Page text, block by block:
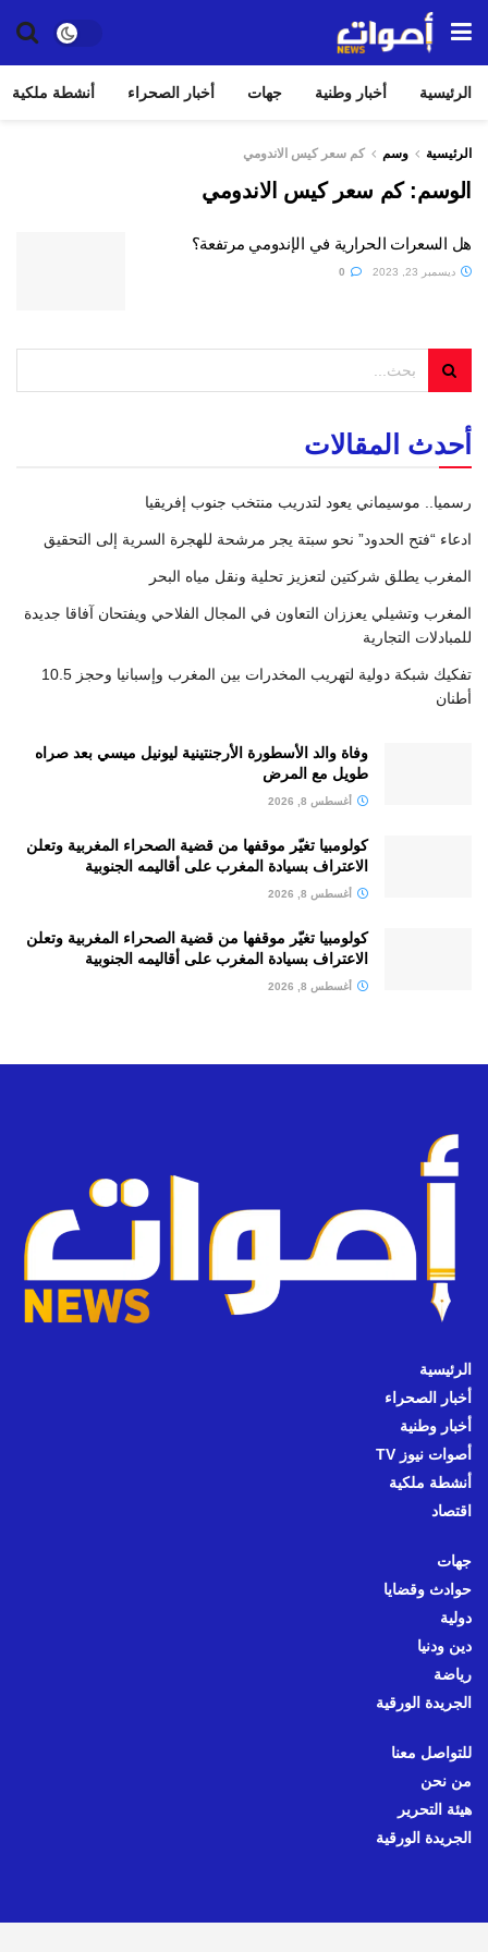
الرئيسية أخبار وطنية جهات أخبار الصحراء أنشطة ملكية
الرئيسية وسم كم سعر كيس الاندومي
الوسم:كم سعر كيس الاندومي
هل السعرات الحرارية في الإندومي مرتفعة؟
ديسمبر 23, 2023
أحدث المقالات
رسميا.. موسيماني يعود لتدريب منتخب جنوب إفريقيا
ادعاء “فتح الحدود” نحو سبتة يجر مرشحة للهجرة السرية إلى التحقيق
المغرب يطلق شركتين لتعزيز تحلية ونقل مياه البحر
المغرب وتشيلي يعززان التعاون في المجال الفلاحي ويفتحان آفاقا جديدة
للمبادلات التجارية
تفكيك شبكة دولية لتهريب المخدرات بين المغرب وإسبانيا وحجز 10.5
أطنان
وفاة والد الأسطورة الأرجنتينية ليونيل ميسي بعد صراه
طويل مع المرض
أغسطس 8, 2026
كولومبيا تغيّر موقفها من قضية الصحراء المغربية وتعلن
الاعتراف بسيادة المغرب على أقاليمه الجنوبية
أغسطس 8, 2026
كولومبيا تغيّر موقفها من قضية الصحراء المغربية وتعلن
الاعتراف بسيادة المغرب على أقاليمه الجنوبية
أغسطس 8, 2026
الرئيسية
أخبار الصحراء
أخبار وطنية
أصوات نيوز TV
أنشطة ملكية
اقتصاد
جهات
حوادث وقضايا
دولية
دين ودنيا
رياضة
الجريدة الورقية
للتواصل معنا
من نحن
هيئة التحرير
الجريدة الورقية